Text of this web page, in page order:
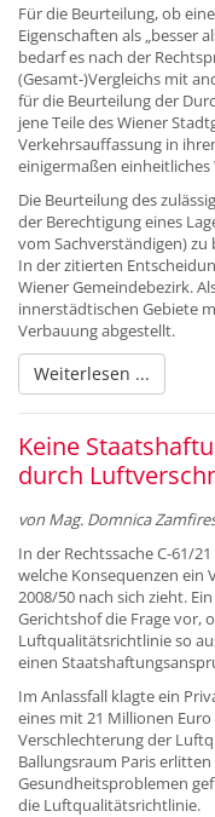
Für die Beurteilung, ob
Eigenschaften als „besser
bedarf es nach der
(Gesamt‑)Vergleichs mit
für die Beurteilung der
jene Teile des Wiener
Verkehrsauffassung in
einigermaßen
Die Beurteilung des
der Berechtigung eines
vom Sachverständigen)
In der zitierten
Wiener Gemeindebezirk.
innerstädtischen Gebiete
Verbauung abgestellt.
Weiterlesen ...
Keine
durch
von Mag. Domnica
In der Rechtssache C-61/
welche Konsequenzen ein
2008/50 nach sich zieht.
Gerichtshof die Frage vor,
Luftqualitätsrichtlinie so
einen
Im Anlassfall klagte ein
eines mit 21 Millionen
Verschlechterung der
Ballungsraum Paris
Gesundheitsproblemen
die Luftqualitätsrichtlinie.